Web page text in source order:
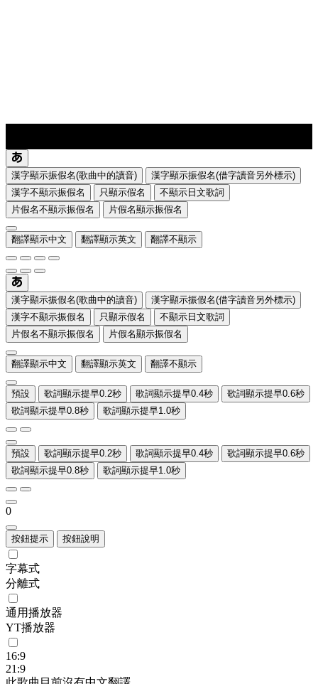
漢字顯示振假名(歌曲中的讀音)
漢字顯示振假名(借字讀音另外標示)
漢字不顯示振假名
只顯示假名
不顯示日文歌詞
片假名不顯示振假名
片假名顯示振假名
翻譯顯示中文 翻譯顯示英文 翻譯不顯示
漢字顯示振假名(歌曲中的讀音)
漢字顯示振假名(借字讀音另外標示)
漢字不顯示振假名
只顯示假名
不顯示日文歌詞
片假名不顯示振假名
片假名顯示振假名
翻譯顯示中文 翻譯顯示英文 翻譯不顯示
預設 歌詞顯示提早0.2秒 歌詞顯示提早0.4秒
歌詞顯示提早0.6秒
歌詞顯示提早0.8秒
歌詞顯示提早1.0秒
預設 歌詞顯示提早0.2秒 歌詞顯示提早0.4秒
歌詞顯示提早0.6秒
歌詞顯示提早0.8秒
歌詞顯示提早1.0秒
0
按鈕提示 按鈕說明
字幕式
分離式
通用播放器
YT播放器
16:9
21:9